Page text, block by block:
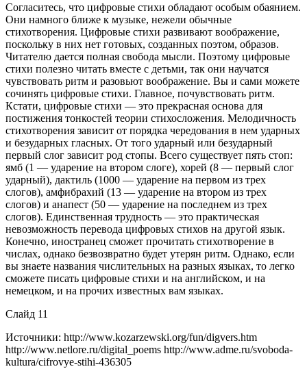
Согласитесь, что цифровые стихи обладают особым обаянием.
Они намного ближе к музыке, нежели обычные
стихотворения. Цифровые стихи развивают воображение,
поскольку в них нет готовых, созданных поэтом, образов.
Читателю дается полная свобода мысли. Поэтому цифровые
стихи полезно читать вместе с детьми, так они научатся
чувствовать ритм и разовьют воображение. Вы и сами можете
сочинять цифровые стихи. Главное, почувствовать ритм.
Кстати, цифровые стихи — это прекрасная основа для
постижения тонкостей теории стихосложения. Мелодичность
стихотворения зависит от порядка чередования в нем ударных
и безударных гласных. От того ударный или безударный
первый слог зависит род стопы. Всего существует пять стоп:
ямб (1 — ударение на втором слоге), хорей (8 — первый слог
ударный), дактиль (1000 — ударение на первом из трех
слогов), амфибрахий (13 — ударение на втором из трех
слогов) и анапест (50 — ударение на последнем из трех
слогов). Единственная трудность — это практическая
невозможность перевода цифровых стихов на другой язык.
Конечно, иностранец сможет прочитать стихотворение в
числах, однако безвозвратно будет утерян ритм. Однако, если
вы знаете названия числительных на разных языках, то легко
сможете писать цифровые стихи и на английском, и на
немецком, и на прочих известных вам языках.
Слайд 11
Источники: http://www.kozarzewski.org/fun/digvers.htm
http://www.netlore.ru/digital_poems http://www.adme.ru/svoboda-
kultura/cifrovye-stihi-436305